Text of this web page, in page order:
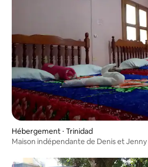
Hébergement ⋅ Trinidad
Maison indépendante de Denis et Jenny